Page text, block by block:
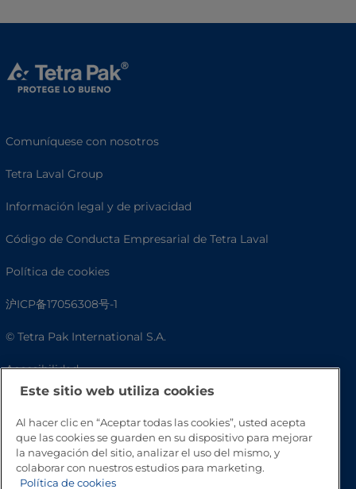
Comuníquese con nosotros
Tetra Laval Group
Información legal y de privacidad
Código de Conducta Empresarial de Tetra Laval
Política de cookies
沪ICP备17056308号-1
© Tetra Pak International S.A.
Accesibilidad
Este sitio web utiliza cookies
Al hacer clic en “Aceptar todas las cookies”, usted acepta
que las cookies se guarden en su dispositivo para mejorar
la navegación del sitio, analizar el uso del mismo, y
colaborar con nuestros estudios para marketing.
Política de cookies